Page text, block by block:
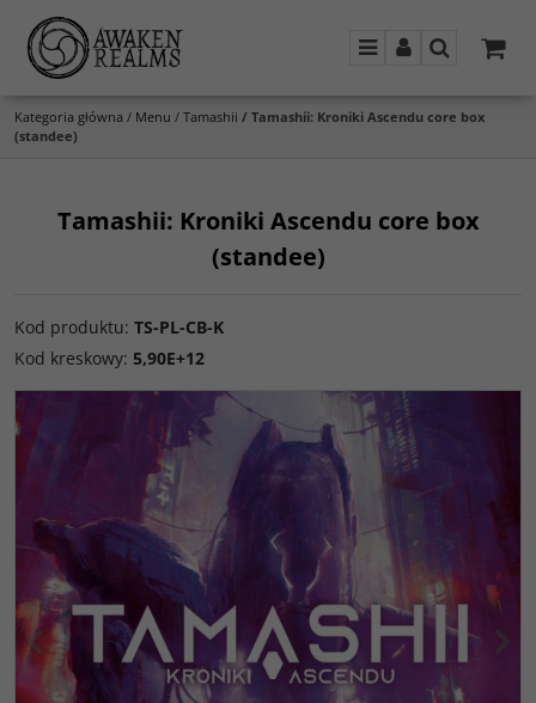
MenuPanelSzukaj
Kategoria główna / Menu / Tamashii / Tamashii: Kroniki Ascendu core box
(standee)
Tamashii: Kroniki Ascendu core box
(standee)
Kod produktu: TS-PL-CB-K
Kod kreskowy: 5,90E+12
<